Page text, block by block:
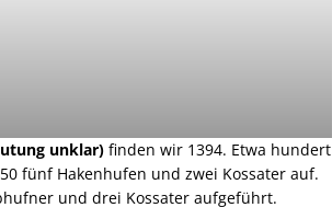
unklar) finden wir 1394. Etwa hundert
fünf Hakenhufen und zwei Kossater auf.
und drei Kossater aufgeführt.